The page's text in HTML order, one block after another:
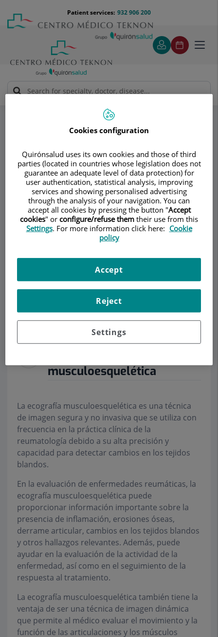
content
Menú
teléfono
cabecera
932 906 200
Patient services:
Ecografía musculoesquelética
Consultation area
Dr. Francisco Castro
Domínguez
RHEUMATOLOGY
DescriptionServicesTeamContactRelevant details
Opening hours
Make an appointment
musculoesquelética
La ecografía musculoesquelética es una técnica
de imagen segura y no invasiva que se utiliza con
frecuencia en la práctica clínica de la
reumatología debido a su alta precisión y
capacidad para detectar cambios en los tejidos
blandos.
En la evaluación de enfermedades reumáticas, la
ecografía musculoesquelética puede
proporcionar información importante sobre la
presencia de inflamación, erosiones óseas,
derrame articular, cambios en los tejidos blandos
y otros hallazgos relevantes. Además, puede
ayudar en la evaluación de la actividad de la
enfermedad, así como en el seguimiento de la
respuesta al tratamiento.
La ecografía musculoesquelética también tiene la
ventaja de ser una técnica de imagen dinámica
que permite al médico evaluar el movimiento y la
función de las articulaciones y los músculos
Cookies configuration
Quirónsalud uses its own cookies and those of third
parties (located in countries whose legislation does not
guarantee an adequate level of data protection) for
user authentication, statistical analysis, improving
services and showing personalised advertising
through the analysis of your navigation. You can
accept all cookies by pressing the button "Accept
cookies" or configure/refuse them their use from this
Settings. For more information click here: Cookie
policy
Settings
Reject
Accept